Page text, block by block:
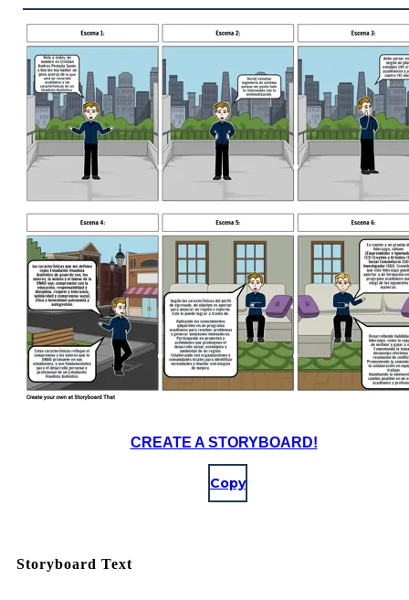
CREATE A STORYBOARD!
Copy
Storyboard Text